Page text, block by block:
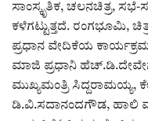
ಸಾಂಸ್ಕೃತಿಕ, ಚಲನಚಿತ್ರ,
ಕಳೆಗಟ್ಟುತ್ತದೆ. ರಂಗಭೂಮಿ,
ಪ್ರಧಾನ ವೇದಿಕೆಯ
ಮಾಜಿ ಪ್ರಧಾನಿ
ಮುಖ್ಯಮಂತ್ರಿ ಸಿದ್ದರಾಮಯ್ಯ,
ಡಿ.ವಿ.ಸದಾನಂದಗೌಡ, ಹಾಲಿ